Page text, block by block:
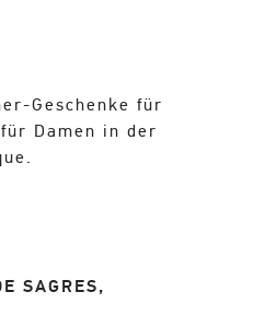
Geschenke für
Damen in der
SAGRES,